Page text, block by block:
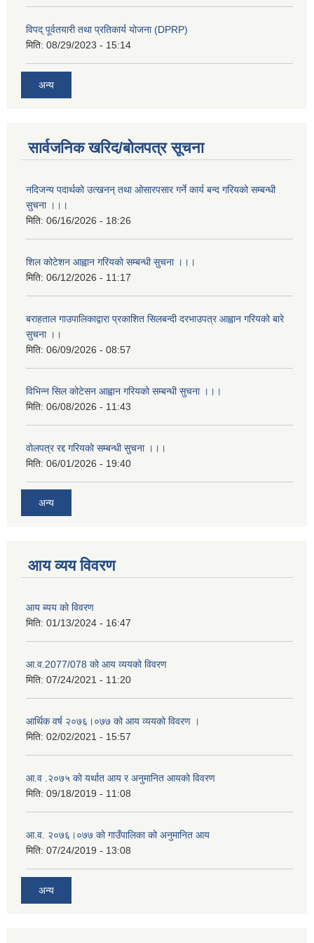
विपद् पूर्वतयारी तथा प्रतिकार्य योजना (DPRP)
मिति: 08/29/2023 - 15:14
अन्य
सार्वजनिक खरिद/बोलपत्र सूचना
नदिजन्य पदार्थको उत्खनन् तथा ओसारपसार गर्ने कार्य बन्द गरियको सम्बन्धी
सुचना ।।।
मिति: 06/16/2026 - 18:26
शिल कोटेशन आह्वान गरियको सम्बन्धी सुचना ।।।
मिति: 06/12/2026 - 11:17
बराहताल गाउपालिकाद्वारा प्रकाशित सिलबन्दी दरभाउपत्र आह्वान गरियको बारे
सुचना ।।
मिति: 06/09/2026 - 08:57
विभिन्न सिल कोटेसन आह्वान गरियको सम्बन्धी सुचना ।।।
मिति: 06/08/2026 - 11:43
वोलपत्र रद्द गरियको सम्बन्धी सुचना ।।।
मिति: 06/01/2026 - 19:40
अन्य
आय व्यय विवरण
आय ब्यय को विवरण
मिति: 01/13/2024 - 16:47
आ.व.2077/078 को आय व्ययको विवरण
मिति: 07/24/2021 - 11:20
आर्थिक वर्ष २०७६।०७७ को आय व्ययको विवरण ।
मिति: 02/02/2021 - 15:57
आ.व .२०७५ को यर्थात आय र अनुमानित आयको विवरण
मिति: 09/18/2019 - 11:08
आ.व. २०७६।०७७ को गाउँपालिका को अनुमानित आय
मिति: 07/24/2019 - 13:08
अन्य